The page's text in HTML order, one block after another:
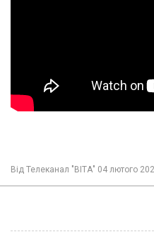
Від Телеканал "ВІТА" 04 лютого